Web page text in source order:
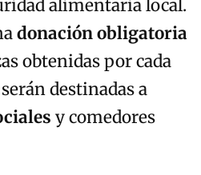
alimentaria local.
donación obligatoria
obtenidas por cada
destinadas a
y comedores